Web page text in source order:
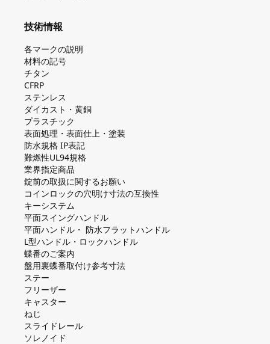
技術情報
各マークの説明
材料の記号
チタン
CFRP
ステンレス
ダイカスト・⻩銅
プラスチック
表面処理・表面仕上・塗装
防⽔規格 IP表記
難燃性UL94規格
業界指定商品
錠前の取扱に関するお願い
コインロックの⽳明け⼨法の互換性
キーシステム
平⾯スイングハンドル
平⾯ハンドル・ 防⽔フラットハンドル
L型ハンドル・ロックハンドル
蝶番のご案内
盤⽤裏蝶番取付け参考⼨法
ステー
フリーザー
キャスター
ねじ
スライドレール
ソレノイド